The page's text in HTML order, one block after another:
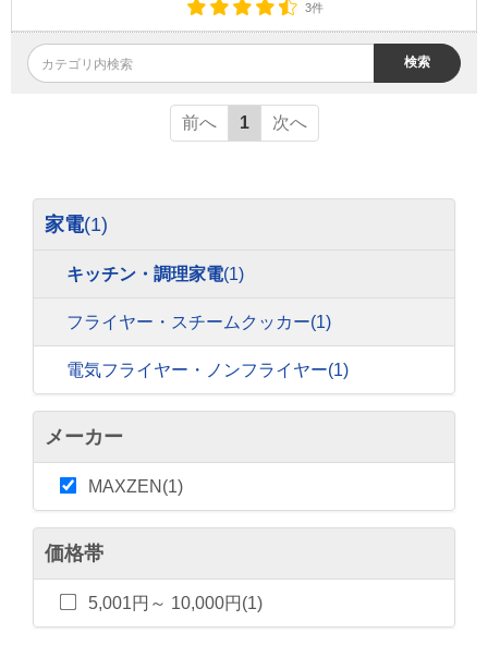
3件
検索
前へ 1 次へ
家電(1)
キッチン・調理家電(1)
フライヤー・スチームクッカー(1)
電気フライヤー・ノンフライヤー(1)
メーカー
MAXZEN(1)
価格帯
5,001円～ 10,000円(1)